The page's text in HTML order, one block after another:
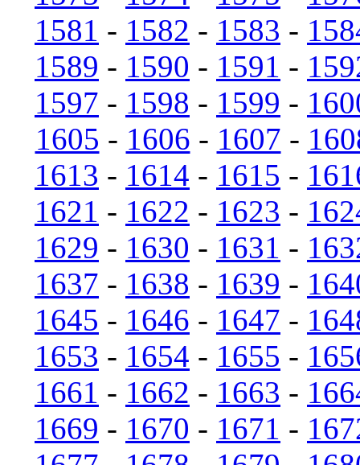
1581 - 1582 - 1583 -
1589 - 1590 - 1591 -
1597 - 1598 - 1599 -
1605 - 1606 - 1607 -
1613 - 1614 - 1615 -
1621 - 1622 - 1623 -
1629 - 1630 - 1631 -
1637 - 1638 - 1639 -
1645 - 1646 - 1647 -
1653 - 1654 - 1655 -
1661 - 1662 - 1663 -
1669 - 1670 - 1671 -